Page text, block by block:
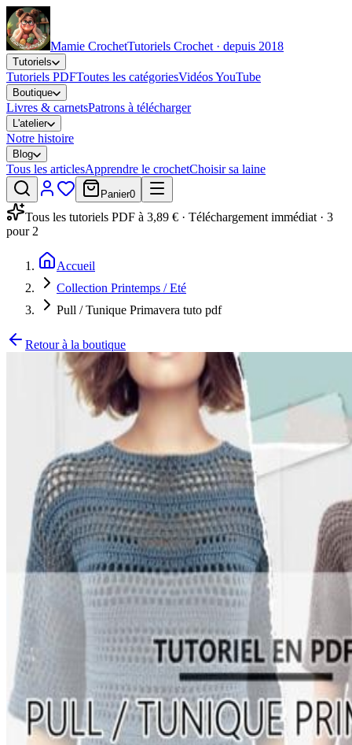
Mamie CrochetTutoriels Crochet · depuis 2018
Tutoriels
Tutoriels PDFToutes les catégoriesVidéos YouTube
Boutique
Livres & carnetsPatrons à télécharger
L'atelier
Notre histoire
Blog
Tous les articlesApprendre le crochetChoisir sa laine
Panier0
Tous les tutoriels PDF à 3,89 € · Téléchargement immédiat · 3
pour 2
Accueil
Collection Printemps / Eté
Pull / Tunique Primavera tuto pdf
Retour à la boutique